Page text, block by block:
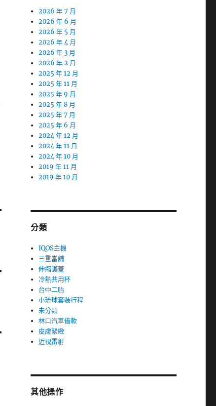
2026 年 7 月
2026 年 6 月
2026 年 5 月
2026 年 4 月
2026 年 3 月
2026 年 2 月
2025 年 12 月
2025 年 11 月
2025 年 9 月
2025 年 8 月
2025 年 7 月
2025 年 6 月
2024 年 12 月
2024 年 11 月
2024 年 10 月
2019 年 11 月
2019 年 10 月
分類
IQOS主機
三重當舖
伸縮護蓋
冷熱共用杯
台中二胎
小琉球套裝行程
未分類
林口汽車借款
皮膚緊緻
近視雷射
其他操作